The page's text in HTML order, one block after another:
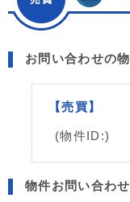
お問い合わせの
【売買】
(物件ID:)
物件お問い合わ